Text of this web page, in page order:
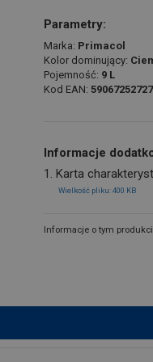
Parametry:
Marka: Primacol
Kolor dominujący:
Pojemność: 9 L
Kod EAN:
Informacje
1. Karta
Wielkość pliku: 400 KB
Informacje o tym